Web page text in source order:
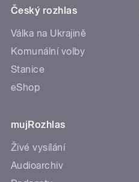
Český rozhlas
Válka na Ukrajině
Komunální volby
Stanice
eShop
mujRozhlas
Živé vysílání
Audioarchiv